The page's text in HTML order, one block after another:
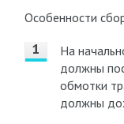
Особенности
На
должны
обмотки
должны